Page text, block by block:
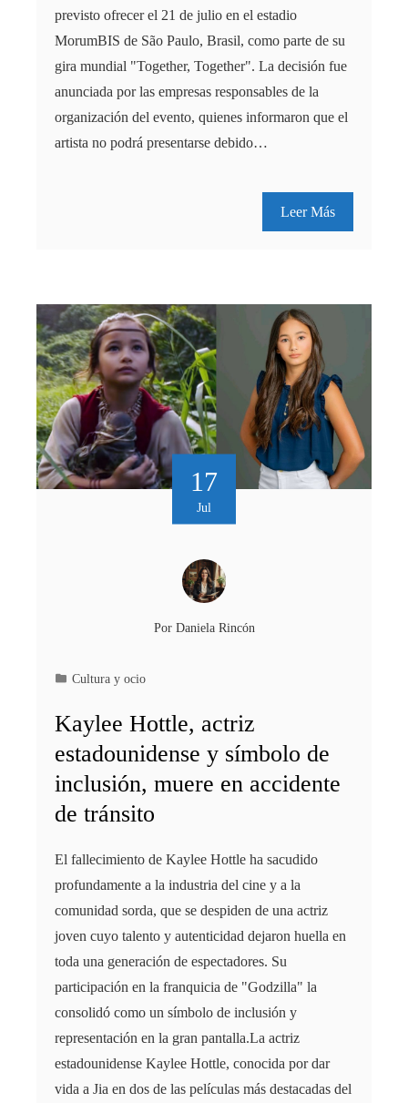
previsto ofrecer el 21 de julio en el estadio
MorumBIS de São Paulo, Brasil, como parte de su
gira mundial "Together, Together". La decisión fue
anunciada por las empresas responsables de la
organización del evento, quienes informaron que el
artista no podrá presentarse debido…
Leer Más
17
Jul
Por Daniela Rincón
Cultura y ocio
Kaylee Hottle, actriz
estadounidense y símbolo de
inclusión, muere en accidente
de tránsito
El fallecimiento de Kaylee Hottle ha sacudido
profundamente a la industria del cine y a la
comunidad sorda, que se despiden de una actriz
joven cuyo talento y autenticidad dejaron huella en
toda una generación de espectadores. Su
participación en la franquicia de "Godzilla" la
consolidó como un símbolo de inclusión y
representación en la gran pantalla.La actriz
estadounidense Kaylee Hottle, conocida por dar
vida a Jia en dos de las películas más destacadas del